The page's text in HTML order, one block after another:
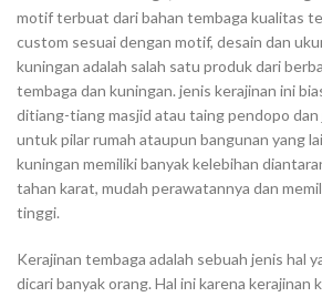
motif terbuat dari bahan tembaga kualitas
custom sesuai dengan motif, desain dan
kuningan adalah salah satu produk dari
tembaga dan kuningan. jenis kerajinan ini
ditiang-tiang masjid atau taing pendopo dan
untuk pilar rumah ataupun bangunan yang
kuningan memiliki banyak kelebihan
tahan karat, mudah perawatannya dan
tinggi.
Kerajinan tembaga adalah sebuah jenis hal
dicari banyak orang. Hal ini karena kerajinan